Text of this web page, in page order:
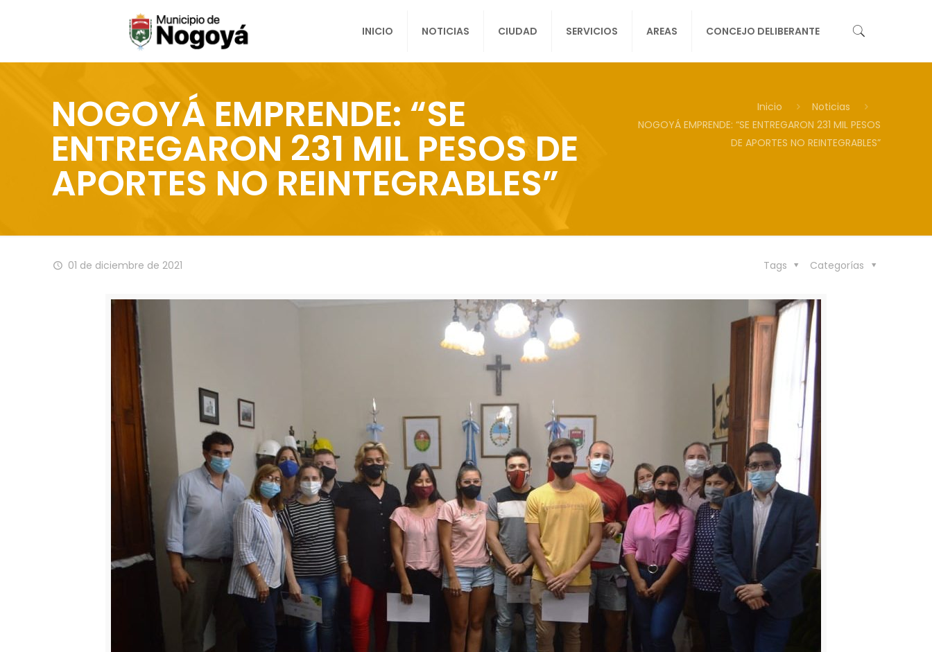
INICIO NOTICIAS CIUDAD SERVICIOS AREAS CONCEJO DELIBERANTE
NOGOYÁ EMPRENDE: “SE
ENTREGARON 231 MIL PESOS DE
APORTES NO REINTEGRABLES”
Inicio
Noticias
NOGOYÁ EMPRENDE: “SE ENTREGARON 231 MIL PESOS
DE APORTES NO REINTEGRABLES”
01 de diciembre de 2021 Categorías
Tags